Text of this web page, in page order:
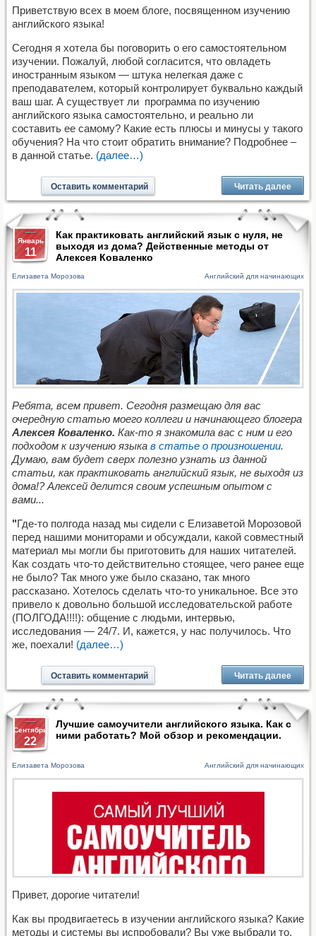
Приветствую всех в моем блоге, посвященном изучению
английского языка!
Сегодня я хотела бы поговорить о его самостоятельном
изучении. Пожалуй, любой согласится, что овладеть
иностранным языком — штука нелегкая даже с
преподавателем, который контролирует буквально каждый
ваш шаг. А существует ли программа по изучению
английского языка самостоятельно, и реально ли
составить ее самому? Какие есть плюсы и минусы у такого
обучения? На что стоит обратить внимание? Подробнее –
в данной статье. (далее…)
Оставить комментарий Читать далее
Январь
11
Как практиковать английский язык с нуля, не
выходя из дома? Действенные методы от
Алексея Коваленко
Елизавета Морозова Английский для начинающих
Ребята, всем привет. Сегодня размещаю для вас
очередную статью моего коллеги и начинающего блогера
Алексея Коваленко. Как-то я знакомила вас с ним и его
подходом к изучению языка в статье о произношении.
Думаю, вам будет сверх полезно узнать из данной
статьи, как практиковать английский язык, не выходя из
дома!? Алексей делится своим успешным опытом с
вами...
"Где-то полгода назад мы сидели с Елизаветой Морозовой
перед нашими мониторами и обсуждали, какой совместный
материал мы могли бы приготовить для наших читателей.
Как создать что-то действительно стоящее, чего ранее еще
не было? Так много уже было сказано, так много
рассказано. Хотелось сделать что-то уникальное. Все это
привело к довольно большой исследовательской работе
(ПОЛГОДА!!!!): общение с людьми, интервью,
исследования — 24/7. И, кажется, у нас получилось. Что
же, поехали! (далее…)
Оставить комментарий Читать далее
Сентябрь
22
Лучшие самоучители английского языка. Как с
ними работать? Мой обзор и рекомендации.
Елизавета Морозова Английский для начинающих
Привет, дорогие читатели!
Как вы продвигаетесь в изучении английского языка? Какие
методы и системы вы испробовали? Вы уже выбрали то,